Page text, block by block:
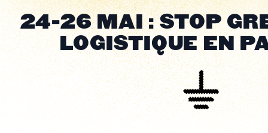
24-26 MAI : STOP
LOGISTIQUE EN